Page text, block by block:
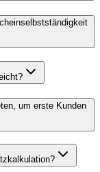
um erste Kunden